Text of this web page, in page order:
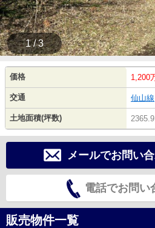
1 / 3
価格 1,200
交通 仙山線
土地面積(坪数)
メールでお問い
電話でお問い
販売物件一覧